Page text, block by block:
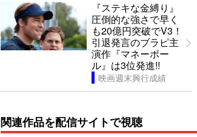
『ステキな金縛り』
圧倒的な強さで早く
も20億円突破でV3！
引退発言のブラピ主
演作『マネーボー
ル』は3位発進!!
映画週末興行成績
関連作品を配信サイトで視聴